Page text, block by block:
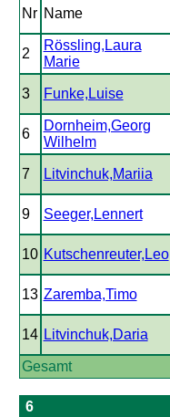
Nr Name
2
Rössling,Laura
Marie
3 Funke,Luise
6
Dornheim,Georg
Wilhelm
7 Litvinchuk,Mariia
9 Seeger,Lennert
10 Kutschenreuter,Leo
13 Zaremba,Timo
14 Litvinchuk,Daria
Gesamt
6